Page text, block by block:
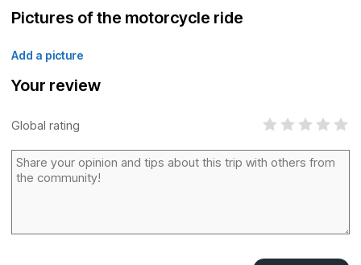
Pictures of the motorcycle ride
Add a picture
Your review
Global rating